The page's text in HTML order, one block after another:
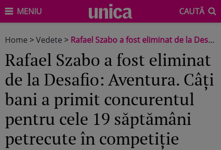
MENIU CAUTĂ
Home >Vedete > Rafael Szabo a fost eliminat de la Desafio: Aventura. Câți bani a primit concurentul pentru cele 19 săptămâni petrecute în competiție
Rafael Szabo a fost eliminat
de la Desafio: Aventura. Câți
bani a primit concurentul
pentru cele 19 săptămâni
petrecute în competiție